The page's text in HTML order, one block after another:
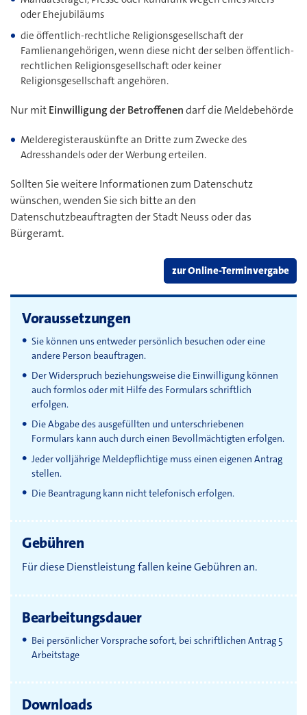
oder Ehejubiläums
die öffentlich-rechtliche Religionsgesellschaft der
Famlienangehörigen, wenn diese nicht der selben öffentlich-
rechtlichen Religionsgesellschaft oder keiner
Religionsgesellschaft angehören.
Nur mitEinwilligung der Betroffenendarf die Meldebehörde
Melderegisterauskünfte an Dritte zum Zwecke des
Adresshandels oder der Werbung erteilen.
Sollten Sie weitere Informationen zum Datenschutz
wünschen, wenden Sie sich bitte an den
Datenschutzbeauftragten der Stadt Neuss oder das
Bürgeramt.
zur Online-Terminvergabe
Voraussetzungen
Sie können uns entweder persönlich besuchen oder eine
andere Person beauftragen.
Der Widerspruch beziehungsweise die Einwilligung können
auch formlos oder mit Hilfe des Formulars schriftlich
erfolgen.
Die Abgabe des ausgefüllten und unterschriebenen
Formulars kann auch durch einen Bevollmächtigten erfolgen.
Jeder volljährige Meldepflichtige muss einen eigenen Antrag
stellen.
Die Beantragung kann nicht telefonisch erfolgen.
Gebühren
Für diese Dienstleistung fallen keine Gebühren an.
Bearbeitungsdauer
Bei persönlicher Vorsprache sofort, bei schriftlichen Antrag 5
Arbeitstage
Downloads